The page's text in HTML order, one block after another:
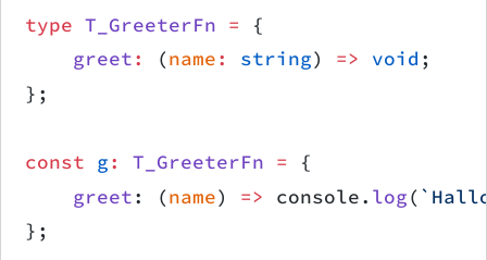
type T_GreeterFn = {
    greet
: (name: string) => void ;
};
const g: T_GreeterFn = {
    greet
: (name) => console. log(
};